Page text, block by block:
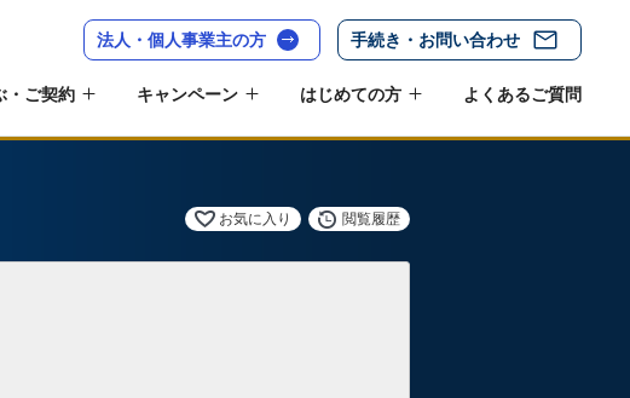
法人・個人事業主の方 手続き・お問い合わせ
・ご契約 キャンペーン はじめての方 よくあるご質問
お気に入り 閲覧履歴